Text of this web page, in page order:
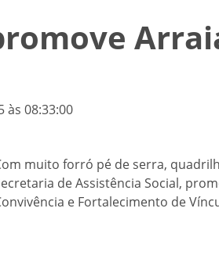
às 08:33:00
muito forró pé de serra,
de Assistência Social,
e Fortalecimento de